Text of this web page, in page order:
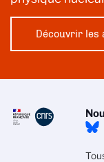
Découvrir les